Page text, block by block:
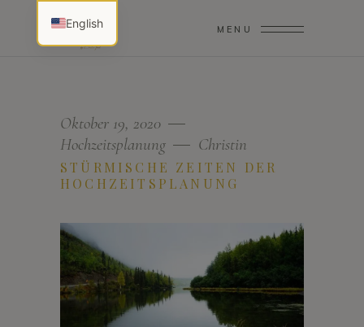
MENU
Oktober 19, 2020
Hochzeitsplanung
Christin
STÜRMISCHE ZEITEN DER
HOCHZEITSPLANUNG
English